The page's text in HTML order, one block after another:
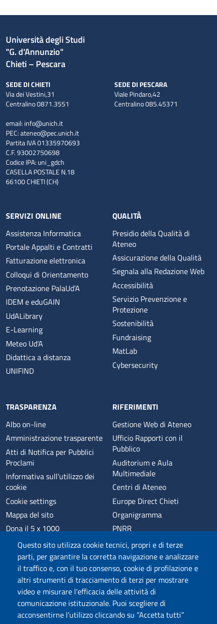
Questo sito utilizza cookie tecnici, propri e di terze
parti, per garantire la corretta navigazione e analizzare
il traffico e, con il tuo consenso, cookie di profilazione e
altri strumenti di tracciamento di terzi per mostrare
video e misurare l'efficacia delle attività di
comunicazione istituzionale. Puoi scegliere di
acconsentirne l’utilizzo cliccando su “Accetta tutti”
Università degli Studi
"G. d'Annunzio"
Chieti – Pescara
SEDE DI CHIETI
Via dei Vestini,31
Centralino 0871.3551
SEDE DI PESCARA
Viale Pindaro,42
Centralino 085.45371
email: info@unich.it
PEC:ateneo@pec.unich.it
Partita IVA 01335970693
C.F. 93002750698
Codice IPA: uni_gdch
CASELLA POSTALE N.18
66100 CHIETI (CH)
SERVIZI ONLINE
Assistenza Informatica
Portale Appalti e Contratti
Fatturazione elettronica
Colloqui di Orientamento
Prenotazione PalaUd’A
IDEM e eduGAIN
UdALibrary
E-Learning
Meteo Ud'A
Didattica a distanza
UNIFIND
QUALITÀ
Presidio della Qualità di
Ateneo
Assicurazione della Qualità
Segnala alla Redazione Web
Accessibilità
Servizio Prevenzione e
Protezione
Sostenibilità
Fundraising
MatLab
Cybersecurity
TRASPARENZA
Albo on-line
Amministrazione trasparente
Atti di Notifica per Pubblici
Proclami
Informativa sull'utilizzo dei
cookie
Cookie settings
Mappa del sito
Dona il 5 x 1000
Phishing
Privacy
RIFERIMENTI
Gestione Web di Ateneo
Ufficio Rapporti con il
Pubblico
Auditorium e Aula
Multimediale
Centri di Ateneo
Europe Direct Chieti
Organigramma
PNRR
Alumni
Sede di Chieti
Sede di Pescara
Credits
Wi-Fi di Ateneo App